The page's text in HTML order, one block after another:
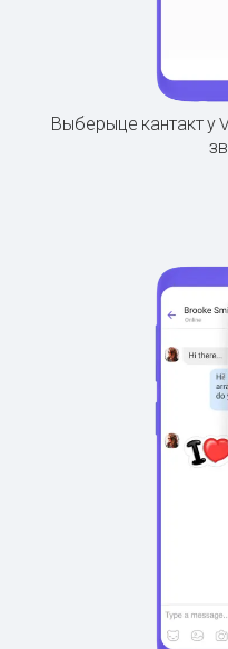
Выберыце кантакт у